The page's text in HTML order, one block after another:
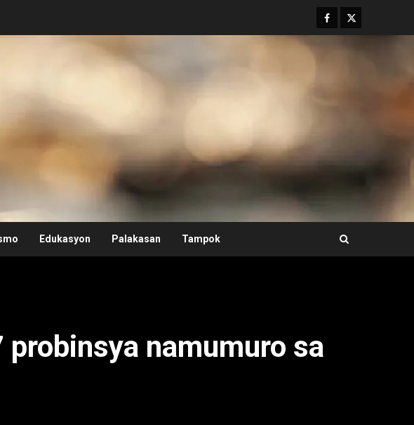
Facebook
Twitter
Edukasyon Palakasan Tampok
probinsya namumuro sa